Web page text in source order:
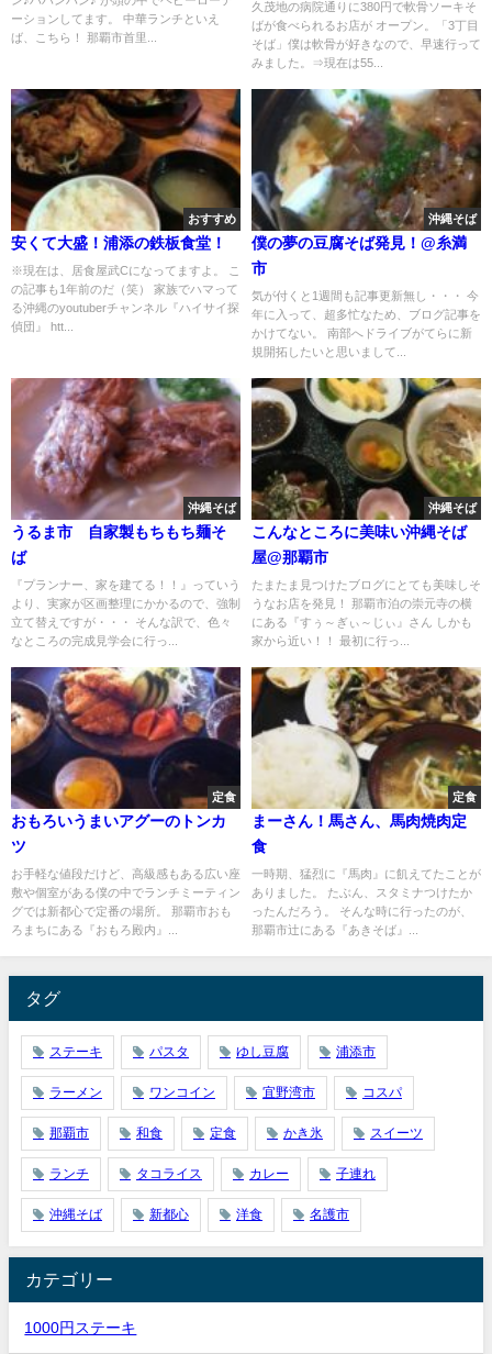
ーションしてます。 中華ランチといえ
ば、こちら！ 那覇市首里...
久茂地の病院通りに380円で軟骨ソーキそ
ばが食べられるお店が オープン。「3丁目
そば」僕は軟骨が好きなので、早速行って
みました。⇒現在は55...
おすすめ
安くて大盛！浦添の鉄板食堂！
※現在は、居食屋武Cになってますよ。 こ
の記事も1年前のだ（笑） 家族でハマって
る沖縄のyoutuberチャンネル『ハイサイ探
偵団』 htt...
沖縄そば
僕の夢の豆腐そば発見！@糸満
市
気が付くと1週間も記事更新無し・・・ 今
年に入って、超多忙なため、ブログ記事を
かけてない。 南部へドライブがてらに新
規開拓したいと思いまして...
沖縄そば
うるま市 自家製もちもち麺そ
ば
『プランナー、家を建てる！！』っていう
より、実家が区画整理にかかるので、強制
立て替えですが・・・ そんな訳で、色々
なところの完成見学会に行っ...
沖縄そば
こんなところに美味い沖縄そば
屋@那覇市
たまたま見つけたブログにとても美味しそ
うなお店を発見！ 那覇市泊の崇元寺の横
にある『すぅ～ぎぃ～じぃ』さん しかも
家から近い！！ 最初に行っ...
定食
おもろいうまいアグーのトンカ
ツ
お手軽な値段だけど、高級感もある広い座
敷や個室がある僕の中でランチミーティン
グでは新都心で定番の場所。 那覇市おも
ろまちにある『おもろ殿内』...
定食
まーさん！馬さん、馬肉焼肉定
食
一時期、猛烈に『馬肉』に飢えてたことが
ありました。 たぶん、スタミナつけたか
ったんだろう。 そんな時に行ったのが、
那覇市辻にある『あきそば』...
タグ
ステーキ パスタ ゆし豆腐 浦添市
ラーメン ワンコイン 宜野湾市 コスパ
那覇市 和食 定食 かき氷 スイーツ
ランチ タコライス カレー 子連れ
沖縄そば 新都心 洋食 名護市
カテゴリー
1000円ステーキ